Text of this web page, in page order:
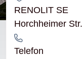
RENOLIT SE
Horchheimer
Telefon